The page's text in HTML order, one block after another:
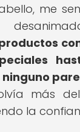
me
más
la